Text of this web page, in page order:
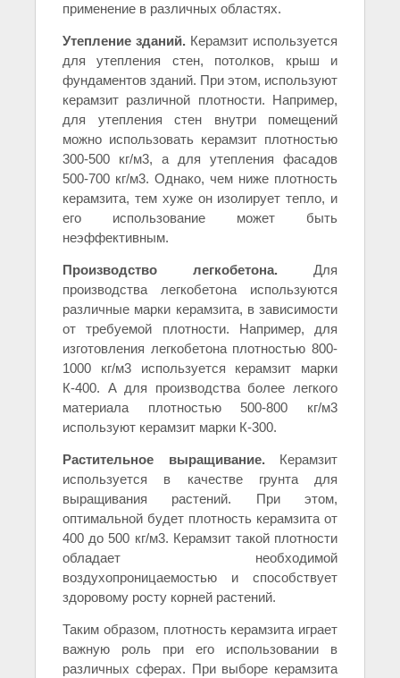
применение в различных областях.
Утепление зданий. Керамзит используется
для утепления стен, потолков, крыш и
фундаментов зданий. При этом, используют
керамзит различной плотности. Например,
для утепления стен внутри помещений
можно использовать керамзит плотностью
300-500 кг/м3, а для утепления фасадов
500-700 кг/м3. Однако, чем ниже плотность
керамзита, тем хуже он изолирует тепло, и
его использование может быть
неэффективным.
Производство легкобетона. Для
производства легкобетона используются
различные марки керамзита, в зависимости
от требуемой плотности. Например, для
изготовления легкобетона плотностью 800-
1000 кг/м3 используется керамзит марки
К-400. А для производства более легкого
материала плотностью 500-800 кг/м3
используют керамзит марки К-300.
Растительное выращивание.Керамзит
используется в качестве грунта для
выращивания растений. При этом,
оптимальной будет плотность керамзита от
400 до 500 кг/м3. Керамзит такой плотности
обладает необходимой
воздухопроницаемостью и способствует
здоровому росту корней растений.
Таким образом, плотность керамзита играет
важную роль при его использовании в
различных сферах. При выборе керамзита